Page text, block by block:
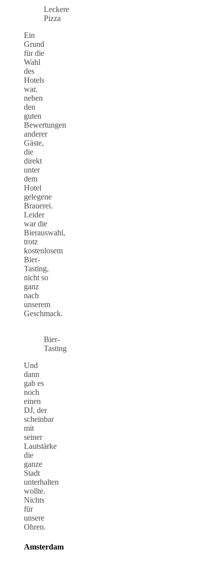
Leckere
Pizza
Ein
Grund
für die
Wahl
des
Hotels
war,
neben
den
guten
Bewertungen
anderer
Gäste,
die
direkt
unter
dem
Hotel
gelegene
Brauerei.
Leider
war die
Bierauswahl,
trotz
kostenlosem
Bier-
Tasting,
nicht so
ganz
nach
unserem
Geschmack.
Bier-
Tasting
Und
dann
gab es
noch
einen
DJ, der
scheinbar
mit
seiner
Lautstärke
die
ganze
Stadt
unterhalten
wollte.
Nichts
für
unsere
Ohren.
Amsterdam